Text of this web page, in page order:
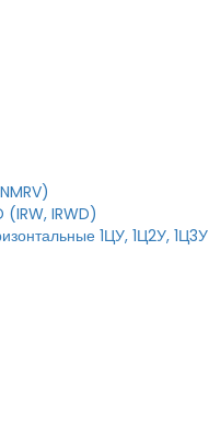
(IRW, IRWD)
1ЦУ, 1Ц2У, 1Ц3У